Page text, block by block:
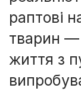
раптові
тварин —
життя з